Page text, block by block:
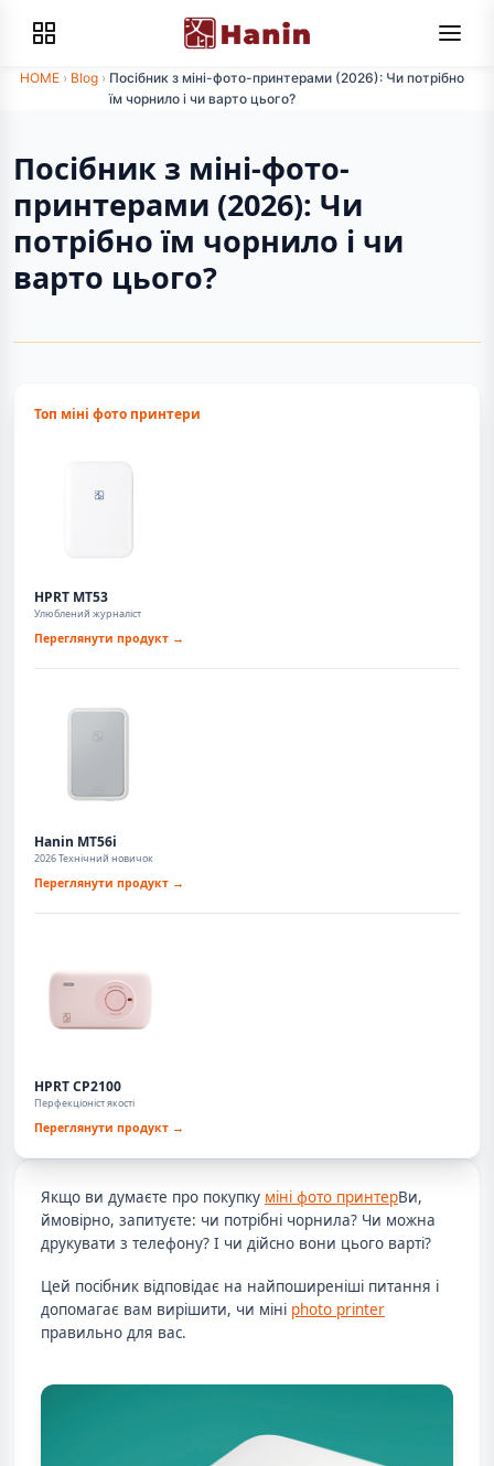
HOME › Blog › Посібник з міні-фото-принтерами (2026): Чи потрібно
їм чорнило і чи варто цього?
Посібник з міні-фото-
принтерами (2026): Чи
потрібно їм чорнило і чи
варто цього?
Топ міні фото принтери
HPRT MT53
Улюблений журналіст
Переглянути продукт →
Hanin MT56i
2026 Технічний новичок
Переглянути продукт →
HPRT CP2100
Перфекціоніст якості
Переглянути продукт →
Якщо ви думаєте про покупку міні фото принтерВи,
ймовірно, запитуєте: чи потрібні чорнила? Чи можна
друкувати з телефону? І чи дійсно вони цього варті?
Цей посібник відповідає на найпоширеніші питання і
допомагає вам вирішити, чи міні photo printer
правильно для вас.